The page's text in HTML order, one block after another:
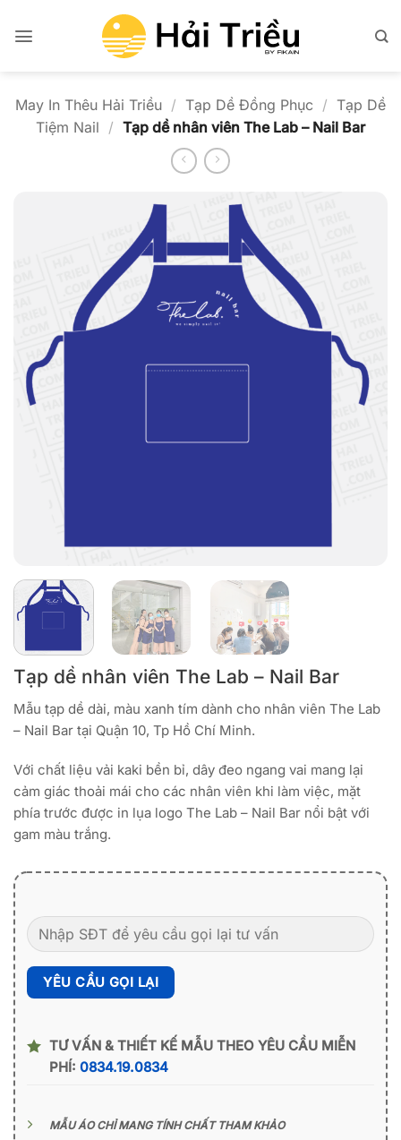
qua
May In Thêu Hải Triều / Tạp Dề Đồng Phục / Tạp Dề
Tiệm Nail / Tạp dề nhân viên The Lab – Nail Bar
Tạp dề nhân viên The Lab – Nail Bar
Mẫu tạp dề dài, màu xanh tím dành cho nhân viên The Lab
– Nail Bar tại Quận 10, Tp Hồ Chí Minh.
Với chất liệu vải kaki bền bỉ, dây đeo ngang vai mang lại
cảm giác thoải mái cho các nhân viên khi làm việc, mặt
phía trước được in lụa logo The Lab – Nail Bar nổi bật với
gam màu trắng.
TƯ VẤN & THIẾT KẾ MẪU THEO YÊU CẦU MIỄN
PHÍ: 0834.19.0834
MẪU ÁO CHỈ MANG TÍNH CHẤT THAM KHẢO